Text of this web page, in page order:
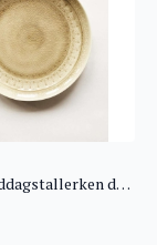
Valborg middagstallerken d27cm sand